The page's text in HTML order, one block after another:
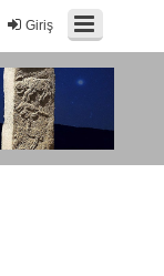
Giriş